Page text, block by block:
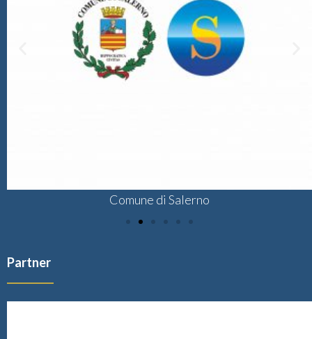
Comune di Salerno
Partner